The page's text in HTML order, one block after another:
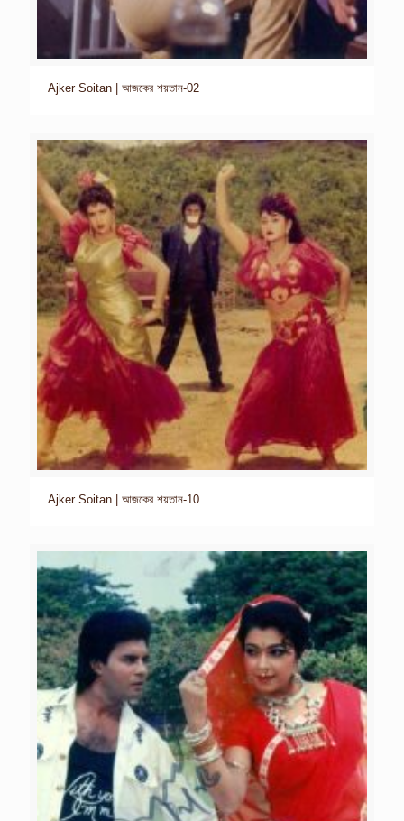
Ajker Soitan | আজকের শয়তান-02
Ajker Soitan | আজকের শয়তান-10